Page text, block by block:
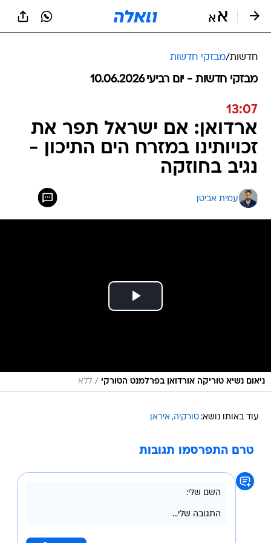
חדשות/מבזקי חדשות
מבזקי חדשות - יום רביעי 10.06.2026
13:07
ארדואן: אם ישראל תפר את
זכויותינו במזרח הים התיכון -
נגיב בחוזקה
עמית אביטן
ניאום נשיא טוריקה אורדואן בפרלמנט הטורקי / ללא
עוד באותו נושא: טורקיה איראן
טרם התפרסמו תגובות